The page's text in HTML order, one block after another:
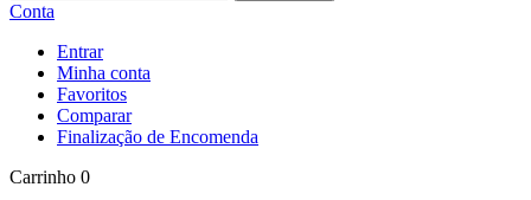
Conta
Entrar
Minha conta
Favoritos
Comparar
Finalização de Encomenda
Carrinho 0